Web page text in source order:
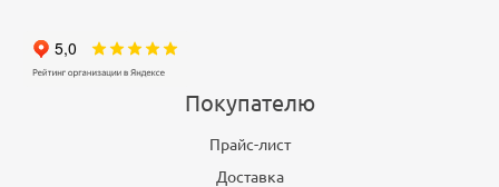
Покупателю
Прайс-лист
Доставка